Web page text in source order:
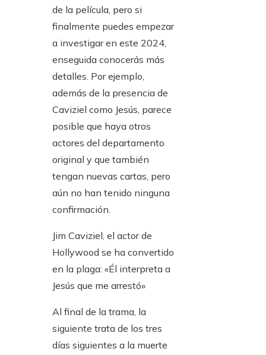
de la película, pero si
finalmente puedes empezar
a investigar en este 2024,
enseguida conocerás más
detalles. Por ejemplo,
además de la presencia de
Caviziel como Jesús, parece
posible que haya otros
actores del departamento
original y que también
tengan nuevas cartas, pero
aún no han tenido ninguna
confirmación.
Jim Caviziel, el actor de
Hollywood se ha convertido
en la plaga: «Él interpreta a
Jesús que me arrestó»
Al final de la trama, la
siguiente trata de los tres
días siguientes a la muerte